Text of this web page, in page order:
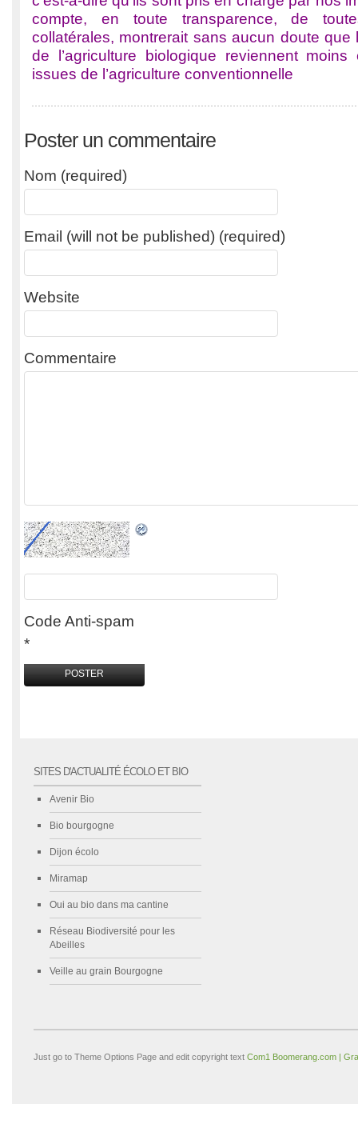
compte, en toute transparence, de
collatérales, montrerait sans aucun doute que
de l’agriculture biologique reviennent
issues de l’agriculture conventionnelle
Poster un commentaire
Nom (required)
Email (will not be published) (required)
Website
Commentaire
Code Anti-spam
*
SITES D'ACTUALITÉ ÉCOLO ET BIO
Avenir Bio
Bio bourgogne
Dijon écolo
Miramap
Oui au bio dans ma cantine
Réseau Biodiversité pour les
Abeilles
Veille au grain Bourgogne
Just go to Theme Options Page and edit copyright text Com1 Boomerang.com |